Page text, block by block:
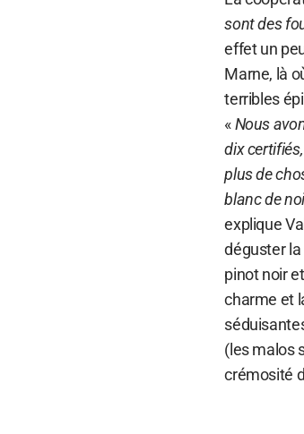
sont des
effet un
Marne, là
terribles
«Nous
dix
plus de
blanc de
explique
déguster la
pinot noir
charme et
(les malos
crémosité